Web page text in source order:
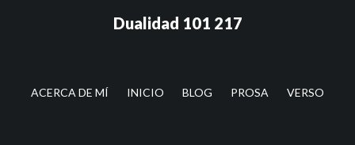
Dualidad 101 217
ACERCA DE MÍ INICIO BLOG PROSA VERSO